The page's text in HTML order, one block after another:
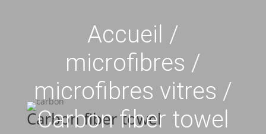
Accueil /
microfibres /
microfibres vitres /
Carbon fiber towel
Carbon fiber towel